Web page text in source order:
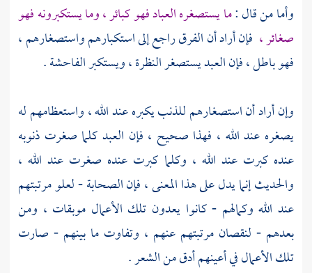
وأما من قال :ما يستصغره العباد فهو كبائر ، وما يستكبرونه فهو
صغائر ، فإن أراد أن الفرق راجع إلى استكبارهم واستصغارهم ،
فهو باطل ، فإن العبد يستصغر النظرة ، ويستكبر الفاحشة .
وإن أراد أن استصغارهم للذنب يكبره عند الله ، واستعظامهم له
يصغره عند الله ، فهذا صحيح ، فإن العبد كلما صغرت ذنوبه
عنده كبرت عند الله ، وكلما كبرت عنده صغرت عند الله ،
والحديث إنما يدل على هذا المعنى ، فإن الصحابة - لعلو مرتبتهم
عند الله وكمالهم - كانوا يعدون تلك الأعمال موبقات ، ومن
بعدهم - لنقصان مرتبتهم عنهم ، وتفاوت ما بينهم - صارت
تلك الأعمال في أعينهم أدق من الشعر .